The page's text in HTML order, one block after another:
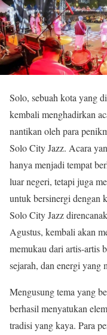
Solo, sebuah kota yang
kembali menghadirkan
nantikan oleh para
Solo City Jazz. Acara
hanya menjadi tempat
luar negeri, tetapi juga
untuk bersinergi dengan
Solo City Jazz
Agustus, kembali akan
memukau dari artis-artis
sejarah, dan energi yang
Mengusung tema yang
berhasil menyatukan
tradisi yang kaya. Para